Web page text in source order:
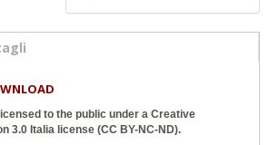
to the public under a Creative
3.0 Italia license (CC BY-NC-ND).